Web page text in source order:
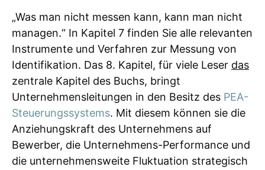
„Was man nicht messen kann, kann man nicht
managen.“ In Kapitel 7 finden Sie alle relevanten
Instrumente und Verfahren zur Messung von
Identifikation. Das 8. Kapitel, für viele Leser das
zentrale Kapitel des Buchs, bringt
Unternehmensleitungen in den Besitz des PEA-
Steuerungssystems. Mit diesem können sie die
Anziehungskraft des Unternehmens auf
Bewerber, die Unternehmens-Performance und
die unternehmensweite Fluktuation strategisch